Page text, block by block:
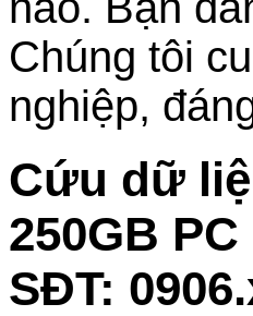
Chúng tôi
nghiệp,
Cứu dữ
250GB
SĐT: